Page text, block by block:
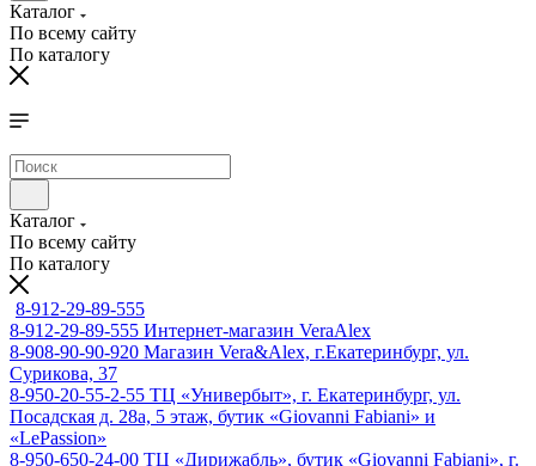
Каталог
По всему сайту
По каталогу
Каталог
По всему сайту
По каталогу
8-912-29-89-555
8-912-29-89-555 Интернет-магазин VeraAlex
8-908-90-90-920 Магазин Vera&Alex, г.Екатеринбург, ул.
Сурикова, 37
8-950-20-55-2-55 ТЦ «Универбыт», г. Екатеринбург, ул.
Посадская д. 28а, 5 этаж, бутик «Giovanni Fabiani» и
«LePassion»
8-950-650-24-00 ТЦ «Дирижабль», бутик «Giovanni Fabiani», г.